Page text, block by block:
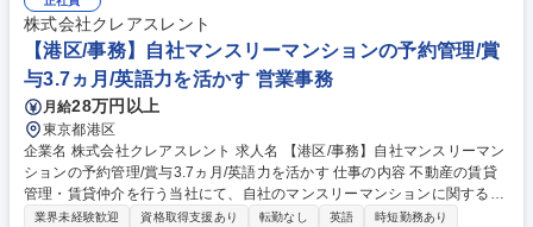
告書作成及び月次管理・部内総務庶務全般 など※※配属先によっては上記
の他に担当頂く業務が発生する場合があります。 募集職種 【営業事務】
業務職/三井物産グループ/平均残業時間10H/完全週休2日
株式会社クレアスレント
【港区/事務】自社マンスリーマンションの予約管理/賞
与3.7ヵ月/英語力を活かす 営業事務
月給28万円以上
東京都港区
企業名 株式会社クレアスレント 求人名 【港区/事務】自社マンスリーマン
ションの予約管理/賞与3.7ヵ月/英語力を活かす 仕事の内容 不動産の賃貸
管理・賃貸仲介を行う当社にて、自社のマンスリーマンションに関する予
約対応や問い合わせ対応、見積・契約書の作成を担当いただきます。海外
業界未経験歓迎 資格取得支援あり 転勤なし 英語
時短勤務あり